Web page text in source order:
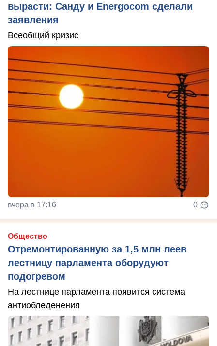
вырасти: Санду и Energocom сделали
заявления
Всеобщий кризис
вчера в 17:16 0
Общество
Отремонтированную за 1,5 млн леев
лестницу парламента оборудуют
подогревом
На лестнице парламента появится система
антиобледенения